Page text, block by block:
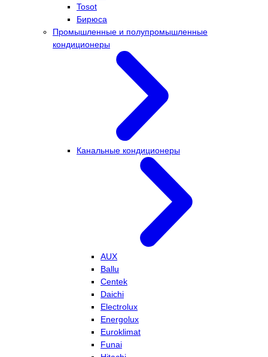
Tosot
Бирюса
Промышленные и полупромышленные
кондиционеры
Канальные кондиционеры
AUX
Ballu
Centek
Daichi
Electrolux
Energolux
Euroklimat
Funai